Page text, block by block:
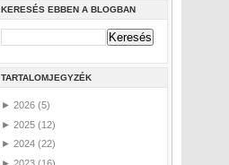
KERESÉS EBBEN A BLOGBAN
TARTALOMJEGYZÉK
► 2026 (5)
► 2025 (12)
► 2024 (22)